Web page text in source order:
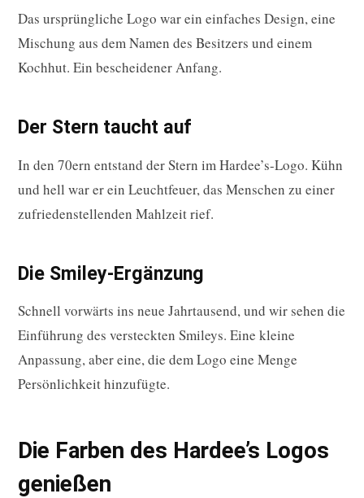
Das ursprüngliche Logo war ein einfaches Design, eine
Mischung aus dem Namen des Besitzers und einem
Kochhut. Ein bescheidener Anfang.
Der Stern taucht auf
In den 70ern entstand der Stern im Hardee’s-Logo. Kühn
und hell war er ein Leuchtfeuer, das Menschen zu einer
zufriedenstellenden Mahlzeit rief.
Die Smiley-Ergänzung
Schnell vorwärts ins neue Jahrtausend, und wir sehen die
Einführung des versteckten Smileys. Eine kleine
Anpassung, aber eine, die dem Logo eine Menge
Persönlichkeit hinzufügte.
Die Farben des Hardee’s Logos
genießen